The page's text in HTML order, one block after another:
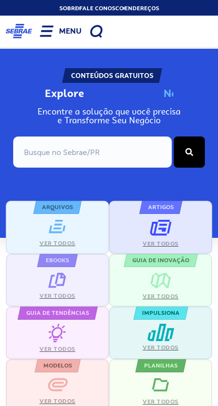
SOBREFALE CONOSCOENDEREÇOS
MENU
CONTEÚDOS GRATUITOS
Explore No
Encontre a solução que você precisa
e Transforme Seu Negócio
ARQUIVOS
VER TODOS
ARTIGOS
VER TODOS
EBOOKS
VER TODOS
GUIA DE INOVAÇÃO
VER TODOS
GUIA DE TENDÊNCIAS
VER TODOS
IMPULSIONA
VER TODOS
MODELOS
VER TODOS
PLANILHAS
VER TODOS